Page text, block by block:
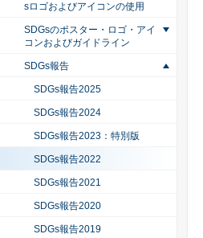
sロゴおよびアイコンの使用
SDGsのポスター・ロゴ・アイ
コンおよびガイドライン
SDGs報告
SDGs報告2025
SDGs報告2024
SDGs報告2023：特別版
SDGs報告2022
SDGs報告2021
SDGs報告2020
SDGs報告2019